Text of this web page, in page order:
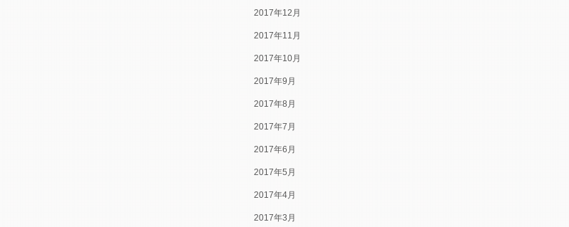
2017年12月
2017年11月
2017年10月
2017年9月
2017年8月
2017年7月
2017年6月
2017年5月
2017年4月
2017年3月